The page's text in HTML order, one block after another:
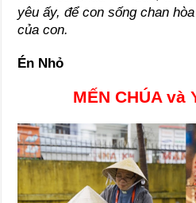
yêu ấy, để con sống chan
của con.
Én Nhỏ
MẾN CHÚA và